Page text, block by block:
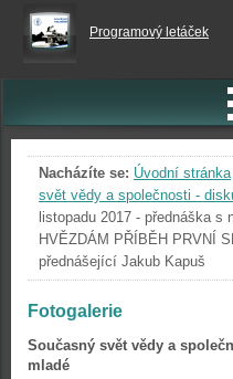
Programový letáček
Nacházíte se: Úvodní stránka
svět vědy a společnosti -
listopadu 2017 - přednáška
HVĚZDÁM PŘÍBĚH PRVNÍ
přednášející Jakub Kapuš
Fotogalerie
Současný svět vědy a
mladé